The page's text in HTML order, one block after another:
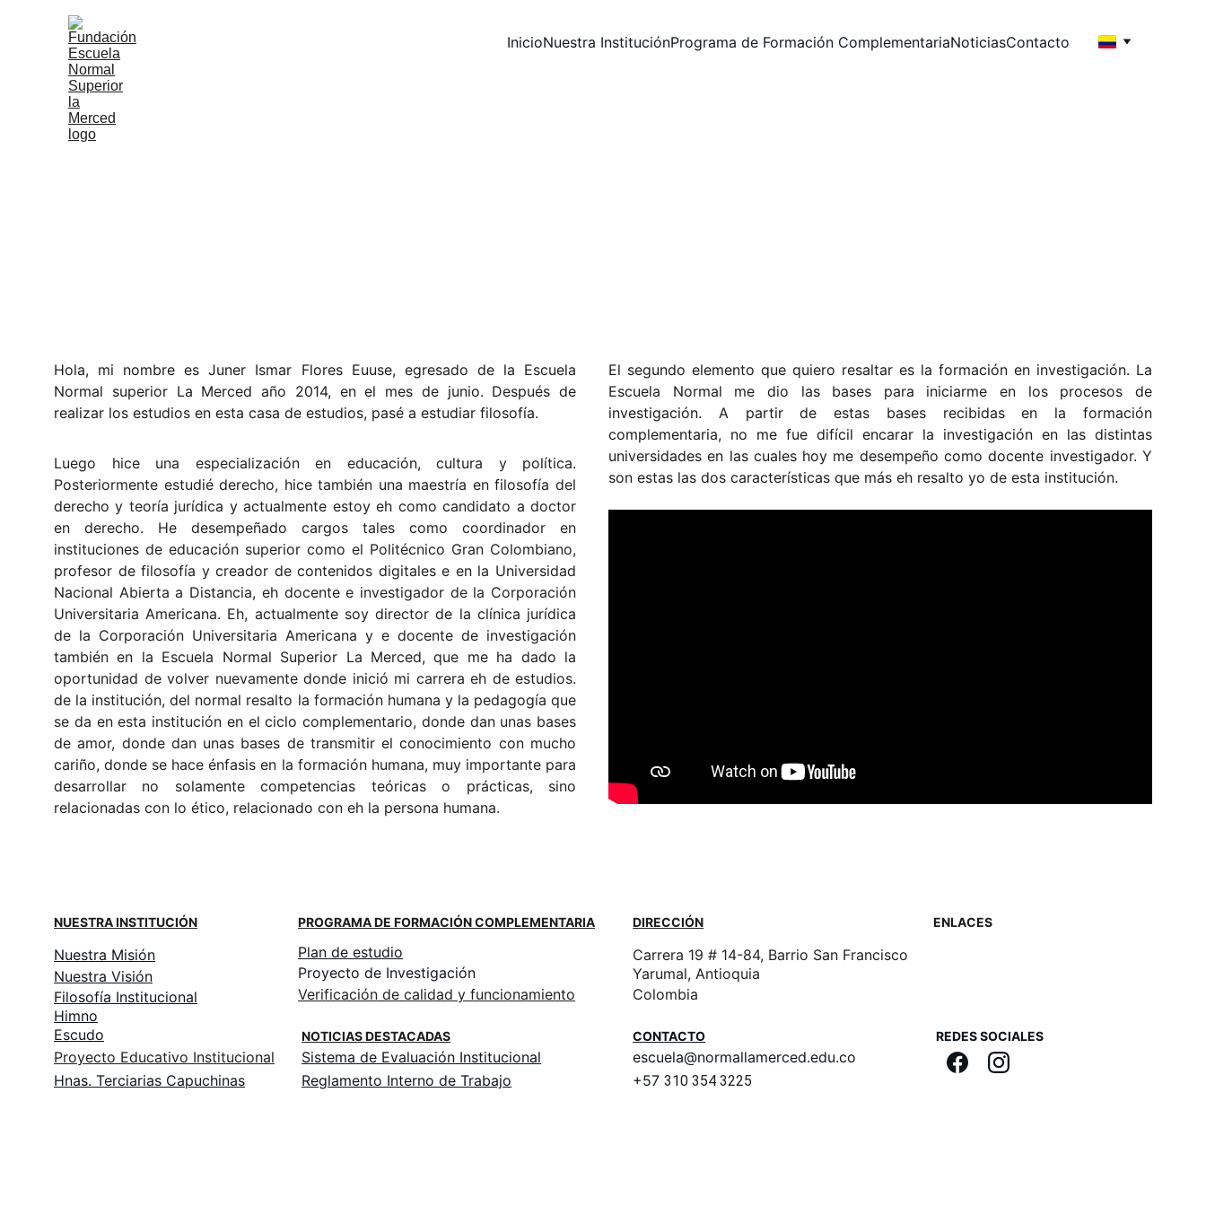
InicioNuestra InstituciónPrograma de Formación ComplementariaNoticiasContacto
Hola, mi nombre es Juner Ismar Flores Euuse, egresado de la Escuela
Normal superior La Merced año 2014, en el mes de junio. Después de
realizar los estudios en esta casa de estudios, pasé a estudiar filosofía.
Luego hice una especialización en educación, cultura y política.
Posteriormente estudié derecho, hice también una maestría en filosofía del
derecho y teoría jurídica y actualmente estoy eh como candidato a doctor
en derecho. He desempeñado cargos tales como coordinador en
instituciones de educación superior como el Politécnico Gran Colombiano,
profesor de filosofía y creador de contenidos digitales e en la Universidad
Nacional Abierta a Distancia, eh docente e investigador de la Corporación
Universitaria Americana. Eh, actualmente soy director de la clínica jurídica
de la Corporación Universitaria Americana y e docente de investigación
también en la Escuela Normal Superior La Merced, que me ha dado la
oportunidad de volver nuevamente donde inició mi carrera eh de estudios.
de la institución, del normal resalto la formación humana y la pedagogía que
se da en esta institución en el ciclo complementario, donde dan unas bases
de amor, donde dan unas bases de transmitir el conocimiento con mucho
cariño, donde se hace énfasis en la formación humana, muy importante para
desarrollar no solamente competencias teóricas o prácticas, sino
relacionadas con lo ético, relacionado con eh la persona humana.
El segundo elemento que quiero resaltar es la formación en investigación. La
Escuela Normal me dio las bases para iniciarme en los procesos de
investigación. A partir de estas bases recibidas en la formación
complementaria, no me fue difícil encarar la investigación en las distintas
universidades en las cuales hoy me desempeño como docente investigador. Y
son estas las dos características que más eh resalto yo de esta institución.
ENLACES
DIRECCIÓN
REDES SOCIALES
escuela@normallamerced.edu.co
+57 310 354 3225
NUESTRA INSTITUCIÓN
Nuestra Misión
Filosofía Institucional
Nuestra Visión
Himno
Escudo
Hnas. Terciarias Capuchinas
Proyecto Educativo Institucional
NOTICIAS DESTACADAS
Sistema de Evaluación Institucional
Plan de estudio
Proyecto de Investigación
Verificación de calidad y funcionamiento
Reglamento Interno de Trabajo
Carrera 19 # 14-84, Barrio San Francisco
Yarumal, Antioquia
Colombia
CONTACTO
PROGRAMA DE FORMACIÓN COMPLEMENTARIA